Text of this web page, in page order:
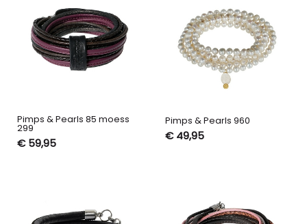
Pimps & Pearls 85 moess
299
€ 59,95
Pimps & Pearls 960
€ 49,95